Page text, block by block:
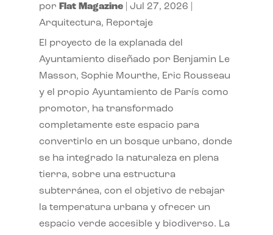
por Flat Magazine| Jul 27, 2026
Arquitectura, Reportaje
El proyecto de la explanada del
Ayuntamiento diseñado por Benjamin Le
Masson, Sophie Mourthe, Eric Rousseau
y el propio Ayuntamiento de París como
promotor, ha transformado
completamente este espacio para
convertirlo en un bosque urbano, donde
se ha integrado la naturaleza en plena
tierra, sobre una estructura
subterránea, con el objetivo de rebajar
la temperatura urbana y ofrecer un
espacio verde accesible y biodiverso. La